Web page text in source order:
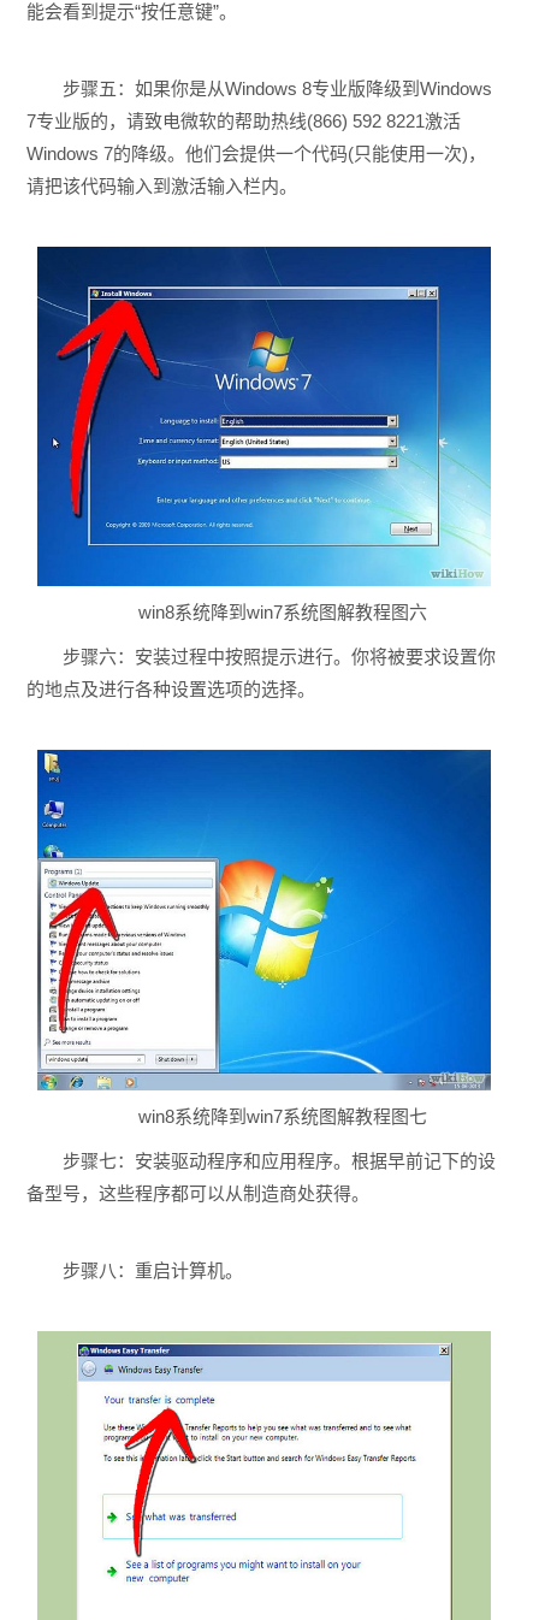
能会看到提示“按任意键”。
步骤五：如果你是从Windows 8专业版降级到Windows
7专业版的，请致电微软的帮助热线(866) 592 8221激活
Windows 7的降级。他们会提供一个代码(只能使用一次)，
请把该代码输入到激活输入栏内。
win8系统降到win7系统图解教程图六
步骤六：安装过程中按照提示进行。你将被要求设置你
的地点及进行各种设置选项的选择。
win8系统降到win7系统图解教程图七
步骤七：安装驱动程序和应用程序。根据早前记下的设
备型号，这些程序都可以从制造商处获得。
步骤八：重启计算机。